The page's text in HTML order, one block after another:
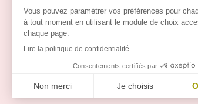
Notre magasin Nos marques
Expert en Santé Visuelle
Opticiens Par Conviction